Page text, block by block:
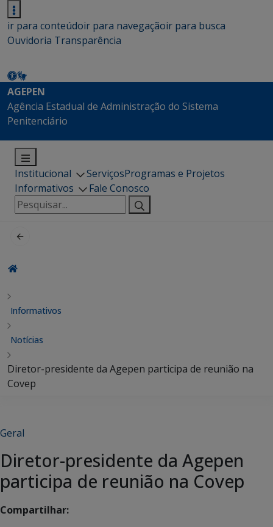
ir para conteúdoir para navegaçãoir para busca
Ouvidoria Transparência
AGEPEN
Agência Estadual de Administração do Sistema
Penitenciário
Institucional ServiçosProgramas e Projetos
Informativos
Fale Conosco
Pesquisar
por:
Informativos
Notícias
Diretor-presidente da Agepen participa de reunião na
Covep
Geral
Diretor-presidente da Agepen
participa de reunião na Covep
Compartilhar: